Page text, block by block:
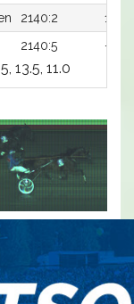
2140:2
14,8a
2140:5 -a
13.5, 11.0